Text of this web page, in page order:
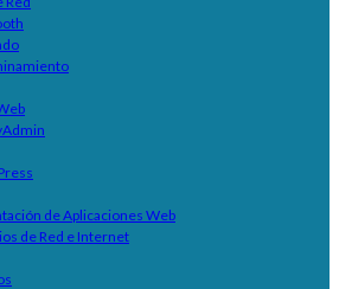
de Aplicaciones Web
de Red e Internet